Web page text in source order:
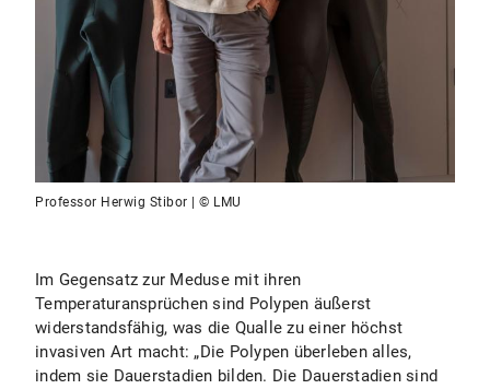
Professor Herwig Stibor | © LMU
Im Gegensatz zur Meduse mit ihren
Temperaturansprüchen sind Polypen äußerst
widerstandsfähig, was die Qualle zu einer höchst
invasiven Art macht: „Die Polypen überleben alles,
indem sie Dauerstadien bilden. Die Dauerstadien sind